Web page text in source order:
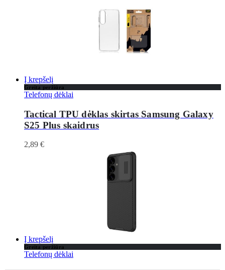
Į krepšelį
Greita peržiūra
Telefonų dėklai
Tactical TPU dėklas skirtas Samsung Galaxy
S25 Plus skaidrus
2,89 €
Į krepšelį
Greita peržiūra
Telefonų dėklai